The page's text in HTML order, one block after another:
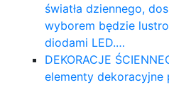
światła dziennego,
wyborem będzie
diodami LED.…
DEKORACJE ŚCIENNE
elementy dekoracyjne